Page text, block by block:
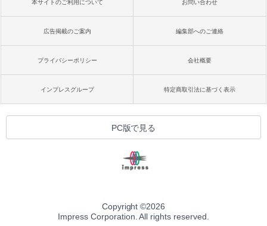
本サイトのご利用について お問い合わせ
広告掲載のご案内 編集部へのご連絡
プライバシーポリシー 会社概要
インプレスグループ 特定商取引法に基づく表示
PC版で見る
Copyright ©2026
Impress Corporation. All rights reserved.